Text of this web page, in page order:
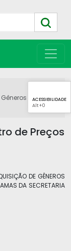
ACESSIBILIDADE
Alt+0
de Preços
DE GÊNEROS
DA SECRETARIA